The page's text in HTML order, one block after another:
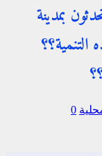
بمدينة
0